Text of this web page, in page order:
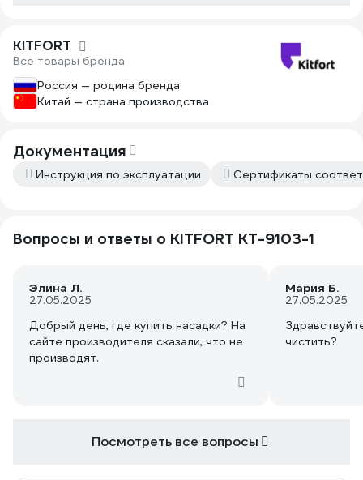
за время эксплуатации накопили грязи
в глубине ткани. А еще - понравилось
как быстро и просто были почищены
паром батареи отопления, плинтуса. В
общем, хорошая, нужная в домашнем
KITFORT
Все товары бренда
Россия — родина бренда
Китай — страна производства
Документация
Инструкция по эксплуатации Сертификаты
Вопросы и ответы о KITFORT КТ-9103-1
Элина Л.
27.05.2025
Добрый день, где купить насадки? На
сайте производителя сказали, что не
производят.
Мария Б.
27.05.2025
чистить?
Посмотреть все вопросы